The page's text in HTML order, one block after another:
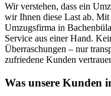
Wir verstehen, dass ein
wir Ihnen diese Last ab.
Umzugsfirma in
Service aus einer Hand.
Überraschungen – nur
zufriedene Kunden
Was unsere Kunden